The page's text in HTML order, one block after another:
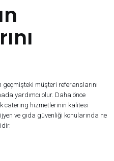
geçmişteki müşteri referanslarını
yardımcı olur. Daha önce
catering hizmetlerinin kalitesi
ve gıda güvenliği konularında ne